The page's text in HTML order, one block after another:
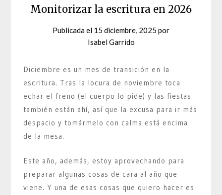
Monitorizar la escritura en 2026
Publicada el 15 diciembre, 2025 por
Isabel Garrido
Diciembre es un mes de transición en la
escritura. Tras la locura de noviembre toca
echar el freno (el cuerpo lo pide) y las fiestas
también están ahí, así que la excusa para ir más
despacio y tomármelo con calma está encima
de la mesa.
Este año, además, estoy aprovechando para
preparar algunas cosas de cara al año que
viene. Y una de esas cosas que quiero hacer es